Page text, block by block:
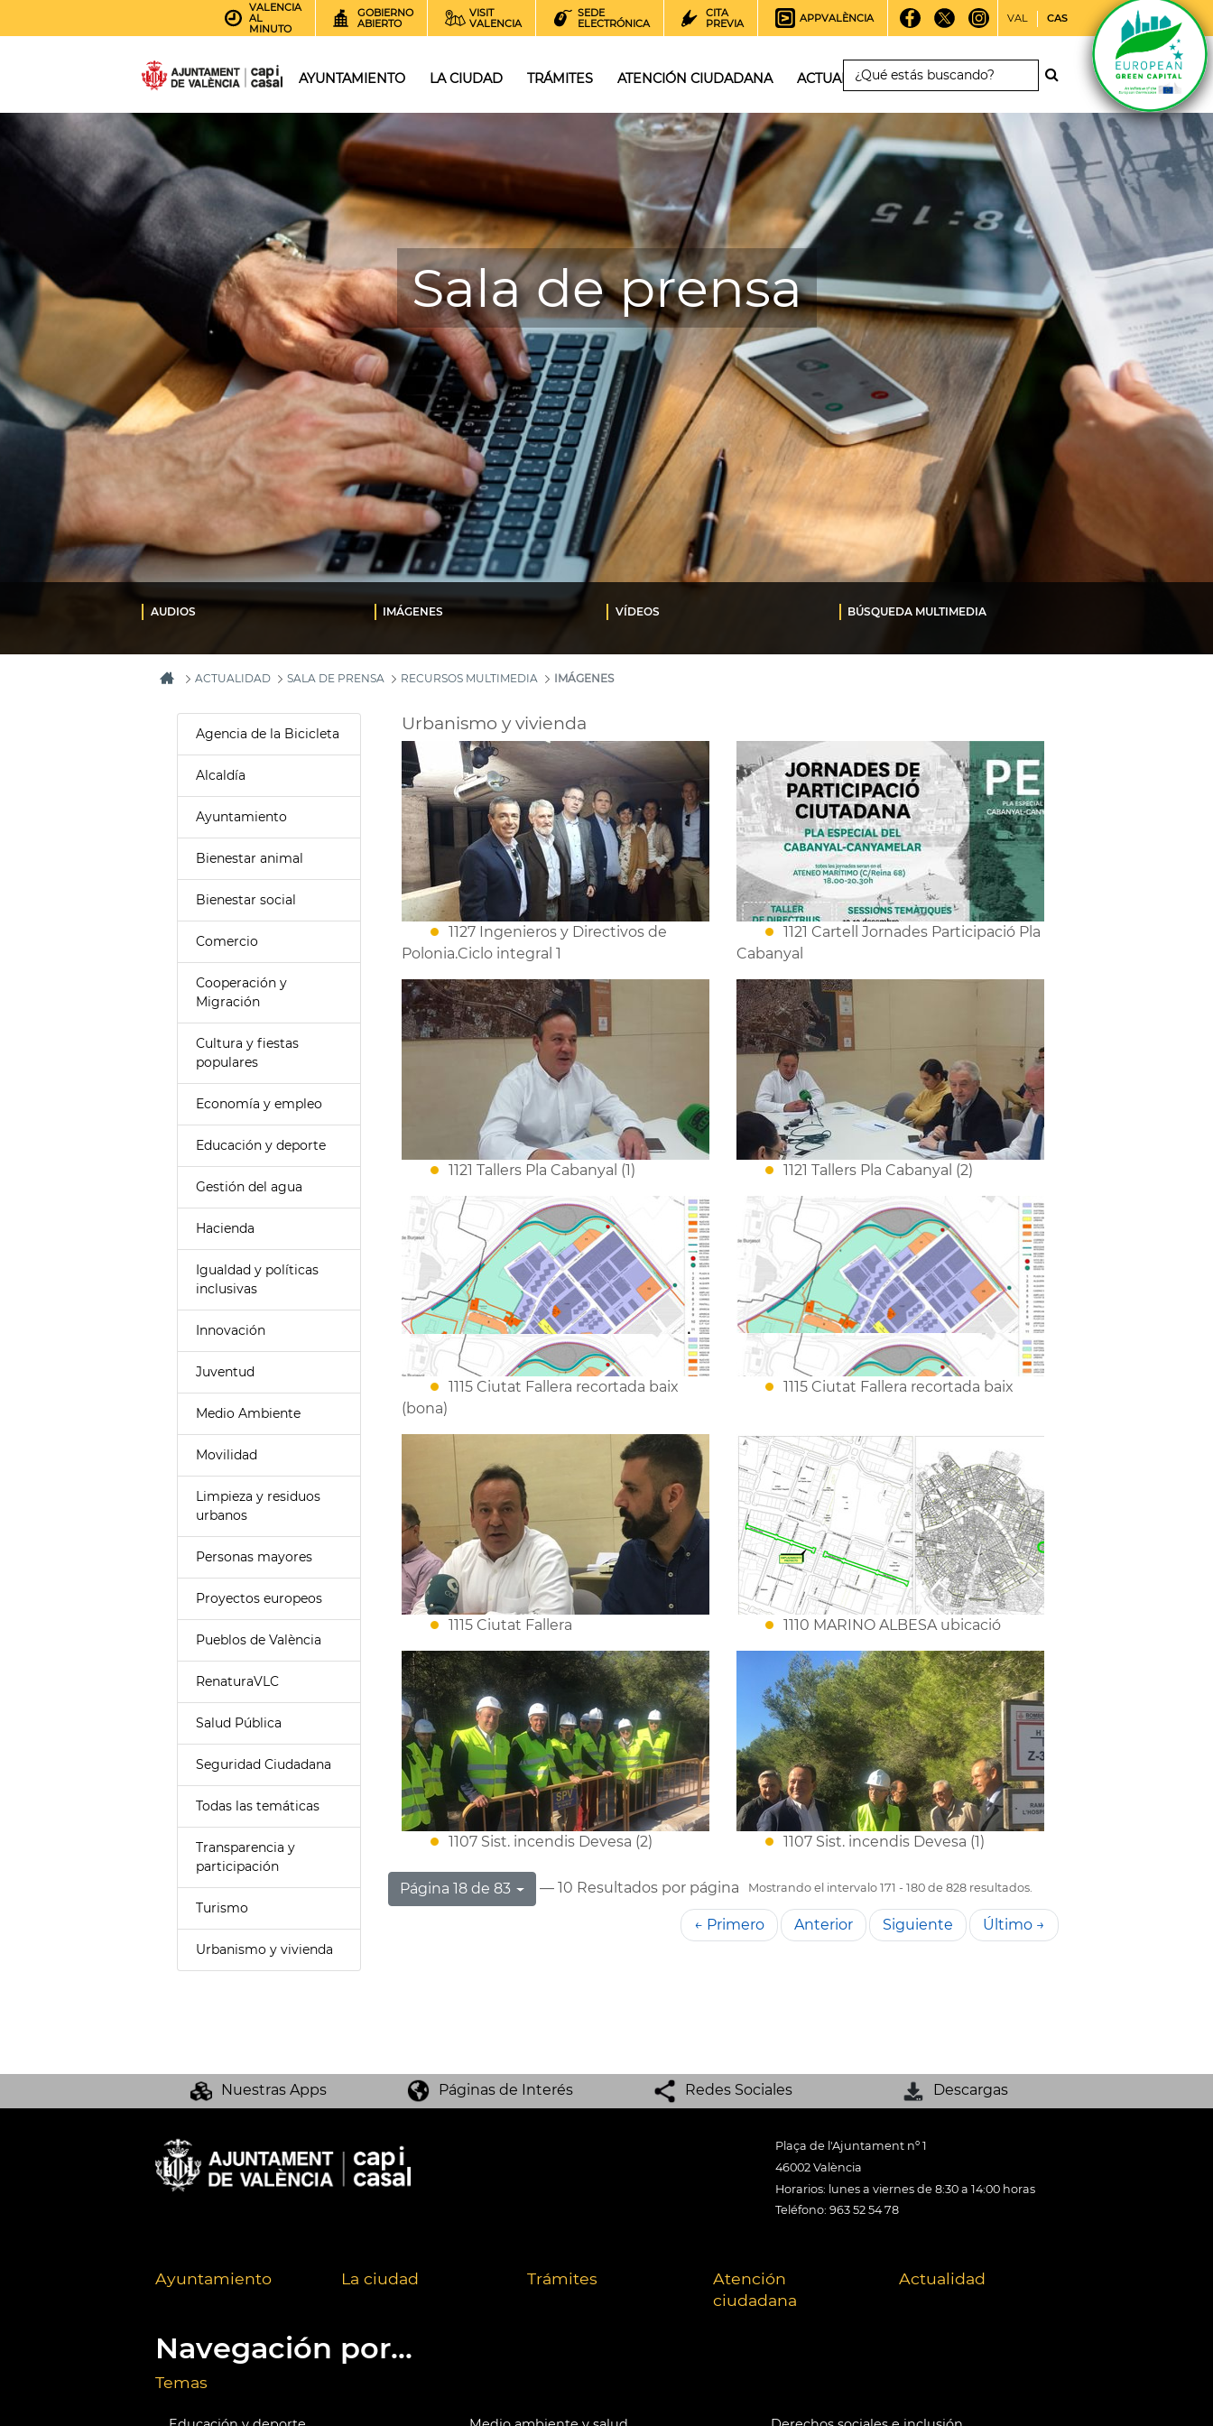
VALENCIA
AL
MINUTO
GOBIERNO
ABIERTO
VISIT
VALENCIA
SEDE
ELECTRÓNICA
CITA
PREVIA
APPVALÈNCIA VAL CAS
AYUNTAMIENTO LA CIUDAD TRÁMITES ATENCIÓN CIUDADANA ACTUALIDAD
Sala de prensa
AUDIOS IMÁGENES VÍDEOS BÚSQUEDA MULTIMEDIA
ACTUALIDAD SALA DE PRENSA RECURSOS MULTIMEDIA IMÁGENES
Agencia de la Bicicleta
Alcaldía
Ayuntamiento
Bienestar animal
Bienestar social
Comercio
Cooperación y
Migración
Cultura y fiestas
populares
Economía y empleo
Educación y deporte
Gestión del agua
Hacienda
Igualdad y políticas
inclusivas
Innovación
Juventud
Medio Ambiente
Movilidad
Limpieza y residuos
urbanos
Personas mayores
Proyectos europeos
Pueblos de València
RenaturaVLC
Salud Pública
Seguridad Ciudadana
Todas las temáticas
Transparencia y
participación
Turismo
Urbanismo y vivienda
Urbanismo y vivienda
1127 Ingenieros y Directivos de
Polonia.Ciclo integral 1
1121 Cartell Jornades Participació Pla
Cabanyal
1121 Tallers Pla Cabanyal (1) 1121 Tallers Pla Cabanyal (2)
1115 Ciutat Fallera recortada baix
(bona)
1115 Ciutat Fallera recortada baix
1115 Ciutat Fallera 1110 MARINO ALBESA ubicació
1107 Sist. incendis Devesa (2) 1107 Sist. incendis Devesa (1)
Página 18 de 83 — 10 Resultados por página Mostrando el intervalo 171 - 180 de 828 resultados.
← Primero Anterior Siguiente Último →
Nuestras Apps Páginas de Interés Redes Sociales Descargas
Plaça de l'Ajuntament nº 1
46002 València
Horarios: lunes a viernes de 8:30 a 14:00 horas
Teléfono: 963 52 54 78
Ayuntamiento La ciudad Trámites
Atención
ciudadana
Actualidad
Navegación por...
Temas